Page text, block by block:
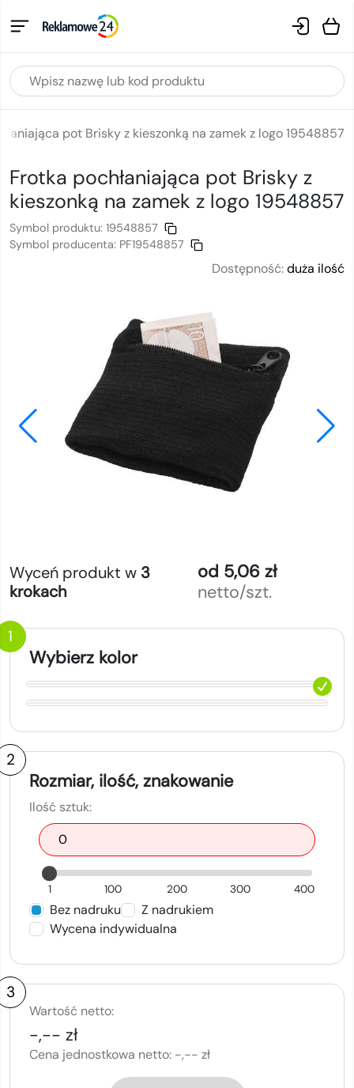
pot Brisky z kieszonką na zamek z logo 19548857
Frotka pochłaniająca pot Brisky z
kieszonką na zamek z logo 19548857
Symbol produktu: 19548857
Symbol producenta: PF19548857
Dostępność:duża ilość
Wyceń produkt w 3
krokach
od 5,06 zł
netto/szt.
1
Wybierz kolor
2
Rozmiar, ilość, znakowanie
Ilość sztuk:
1 100 200 300 400
Bez nadruku
Z nadrukiem
Wycena indywidualna
3
Wartość netto:
-,-- zł
Cena jednostkowa netto: -,-- zł